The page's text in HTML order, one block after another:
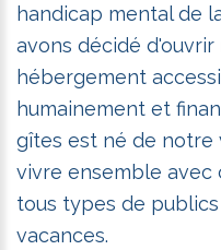
handicap mental de
avons décidé
hébergement
humainement et
gîtes est né de
vivre ensemble
tous types de
vacances.